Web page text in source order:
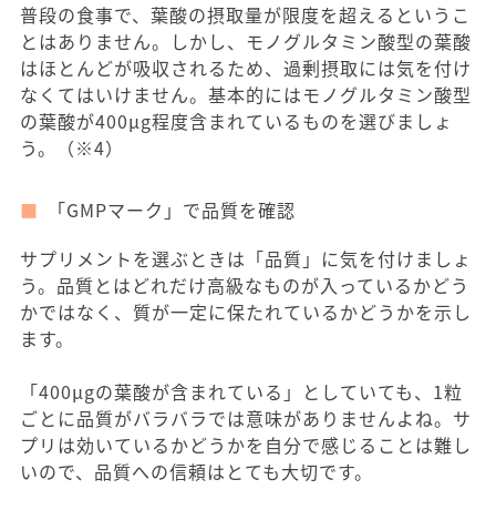
普段の食事で、葉酸の摂取量が限度を超えるというこ
とはありません。しかし、モノグルタミン酸型の葉酸
はほとんどが吸収されるため、過剰摂取には気を付け
なくてはいけません。基本的にはモノグルタミン酸型
の葉酸が400μg程度含まれているものを選びましょ
う。（※4）
「GMPマーク」で品質を確認
サプリメントを選ぶときは「品質」に気を付けましょ
う。品質とはどれだけ高級なものが入っているかどう
かではなく、質が一定に保たれているかどうかを示し
ます。
「400μgの葉酸が含まれている」としていても、1粒
ごとに品質がバラバラでは意味がありませんよね。サ
プリは効いているかどうかを自分で感じることは難し
いので、品質への信頼はとても大切です。